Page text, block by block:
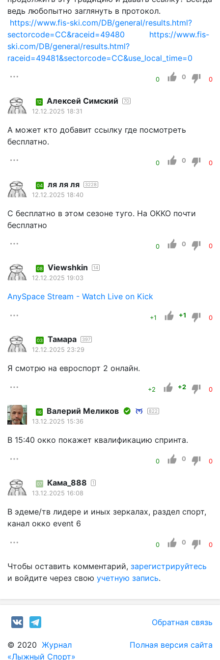
ведь любопытно заглянуть в протокол.
https://www.fis-ski.com/DB/general/results.html?
sectorcode=CC&raceid=49480
https://www.fis-
ski.com/DB/general/results.html?
raceid=49481&sectorcode=CC&use_local_time=0
0 0 0
12 Алексей Симский 70
12.12.2025 18:31
А может кто добавит ссылку где посмотреть
бесплатно.
0 0 0
04 ля ля ля 3228
12.12.2025 18:40
С бесплатно в этом сезоне туго. На ОККО почти
бесплатно
0 0 0
08 Viewshkin 14
12.12.2025 19:03
AnySpace Stream - Watch Live on Kick
+1 +1 0
03 Тамара 397
12.12.2025 23:29
Я смотрю на евроспорт 2 онлайн.
+2 +2 0
16 Валерий Меликов 822
13.12.2025 15:36
В 15:40 окко покажет квалификацию спринта.
0 0 0
07 Кама_888 1
13.12.2025 16:08
В эдеме/тв лидере и иных зеркалах, раздел спорт,
канал окко event 6
0 0 0
Чтобы оставить комментарий, зарегистрируйтесь
и войдите через свою учетную запись.
Обратная связь
© 2020 Журнал
«Лыжный Спорт»
Полная версия сайта